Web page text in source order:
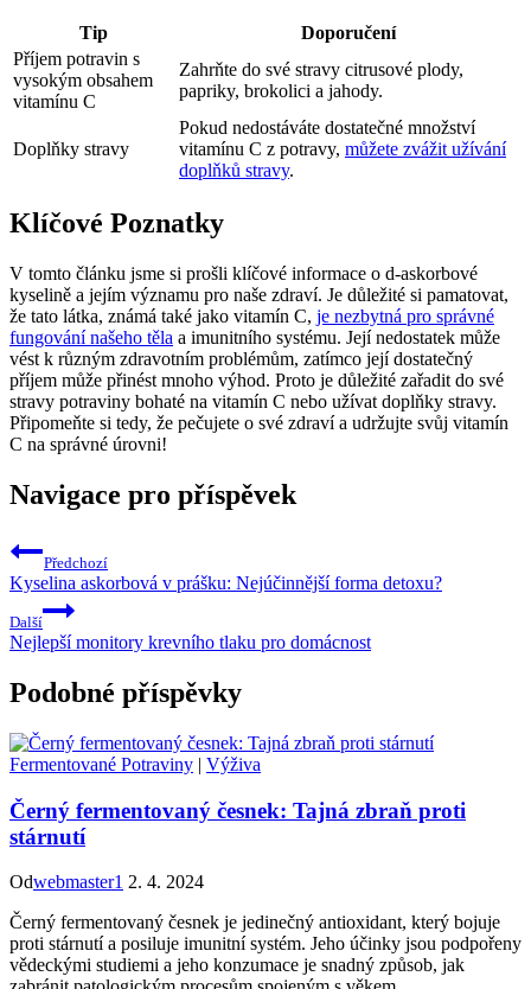
Tip
Doporučení
Příjem potravin s
vysokým obsahem
vitamínu C
Zahrňte do své stravy citrusové plody,
papriky, brokolici a jahody.
Doplňky stravy
Pokud nedostáváte dostatečné množství
vitamínu C z potravy, můžete zvážit užívání
doplňků stravy.
Klíčové Poznatky
V tomto článku jsme si prošli klíčové informace o d-askorbové
kyselině a jejím významu pro naše zdraví. Je důležité si pamatovat,
že tato látka, známá také jako vitamín C, je nezbytná pro správné
fungování našeho těla a imunitního systému. Její nedostatek může
vést k různým zdravotním problémům, zatímco její dostatečný
příjem může přinést mnoho výhod. Proto je důležité zařadit do své
stravy potraviny bohaté na vitamín C nebo užívat doplňky stravy.
Připomeňte si tedy, že pečujete o své zdraví a udržujte svůj vitamín
C na správné úrovni!
Navigace pro příspěvek
Předchozí
Kyselina askorbová v prášku: Nejúčinnější forma detoxu?
Další
Nejlepší monitory krevního tlaku pro domácnost
Podobné příspěvky
Fermentované Potraviny | Výživa
Černý fermentovaný česnek: Tajná zbraň proti
stárnutí
Odwebmaster1 2. 4. 2024
Černý fermentovaný česnek je jedinečný antioxidant, který bojuje
proti stárnutí a posiluje imunitní systém. Jeho účinky jsou podpořeny
vědeckými studiemi a jeho konzumace je snadný způsob, jak